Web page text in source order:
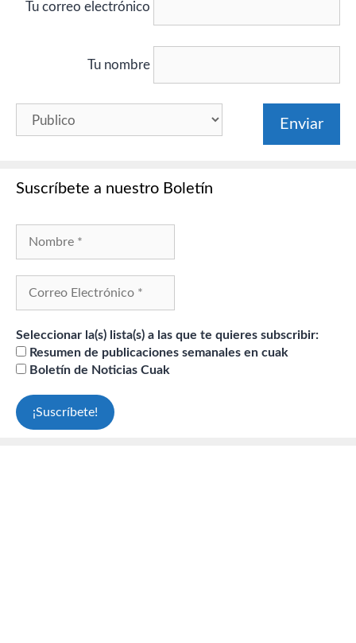
Tu correo electrónico
Tu nombre
Suscríbete a nuestro Boletín
Seleccionar la(s) lista(s) a las que te quieres subscribir:
Resumen de publicaciones semanales en cuak
Boletín de Noticias Cuak